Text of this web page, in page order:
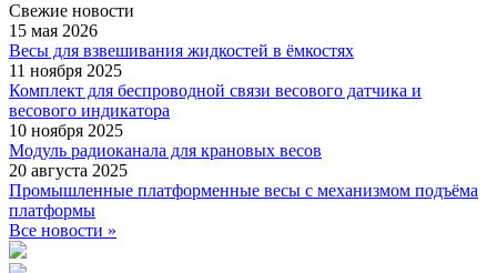
Свежие новости
15 мая 2026
Весы для взвешивания жидкостей в ёмкостях
11 ноября 2025
Комплект для беспроводной связи весового датчика и
весового индикатора
10 ноября 2025
Модуль радиоканала для крановых весов
20 августа 2025
Промышленные платформенные весы с механизмом подъёма
платформы
Все новости »